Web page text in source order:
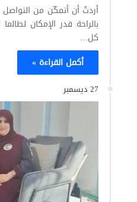
أردتُ أن أتمكّن من
بالراحة قدر الإمكان
كل…
أكمل القراءة »
27 ديسمبر